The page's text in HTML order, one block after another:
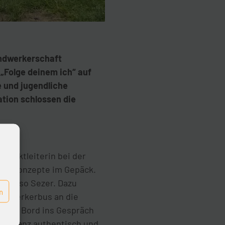
deinem ich“ auf
und jugendliche
schlossen die
bei der
Konzepte im Gepäck.
so Sezer. Dazu
an die
an Bord ins Gespräch